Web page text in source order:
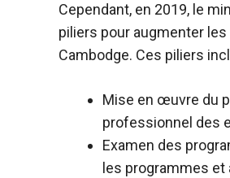
Cependant, en 2019, le
piliers pour augmenter
Cambodge. Ces piliers
Mise en œuvre du
professionnel des
Examen des
les programmes